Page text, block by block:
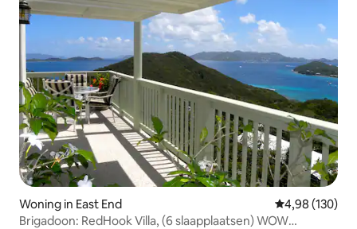
Woning in East End Gemiddelde
4,98 (130)
Brigadoon: RedHook Villa, (6 slaapplaatsen) WOW